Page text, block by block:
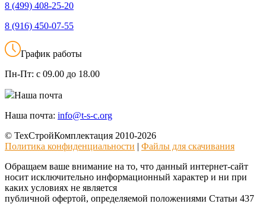
8 (499) 408-25-20
8 (916) 450-07-55
График работы
Пн-Пт: с 09.00 до 18.00
Наша почта
Наша почта: info@t-s-c.org
© ТехСтройКомплектация 2010-2026
Политика конфиденциальности | Файлы для скачивания
Обращаем ваше внимание на то, что данный интернет-сайт
носит исключительно информационный характер и ни при
каких условиях не является
публичной офертой, определяемой положениями Статьи 437